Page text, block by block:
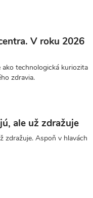
V roku 2026
technologická kuriozita
zdravia.
ale už zdražuje
zdražuje. Aspoň v hlavách